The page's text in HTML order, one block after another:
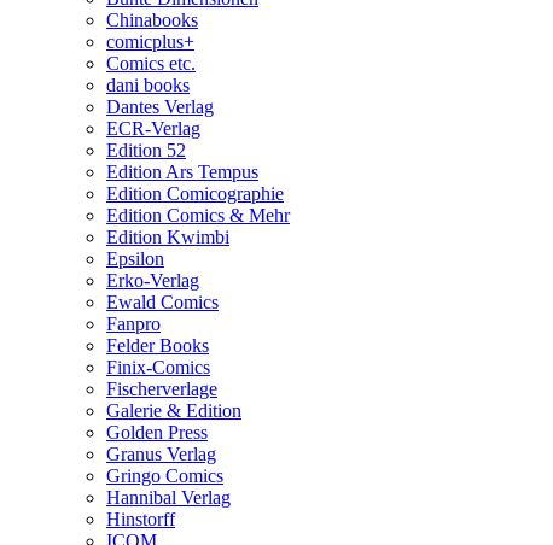
Chinabooks
comicplus+
Comics etc.
dani books
Dantes Verlag
ECR-Verlag
Edition 52
Edition Ars Tempus
Edition Comicographie
Edition Comics & Mehr
Edition Kwimbi
Epsilon
Erko-Verlag
Ewald Comics
Fanpro
Felder Books
Finix-Comics
Fischerverlage
Galerie & Edition
Golden Press
Granus Verlag
Gringo Comics
Hannibal Verlag
Hinstorff
ICOM